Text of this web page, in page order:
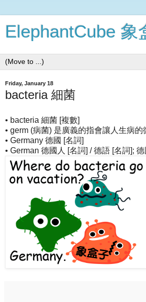
ElephantCube 象
Friday, January 18
bacteria 細菌
• bacteria 細菌 [複數]
• germ (病菌) 是廣義的指會讓人生病的
• Germany 德國 [名詞]
• German 德國人 [名詞] / 德語 [名詞];